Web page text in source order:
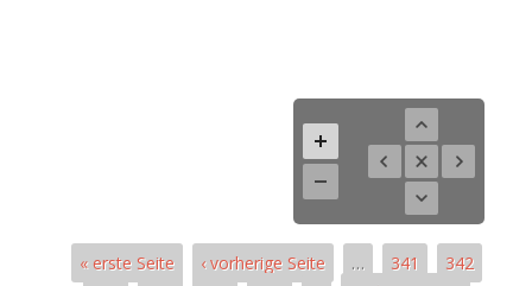
« erste Seite ‹ vorherige Seite … 341
342